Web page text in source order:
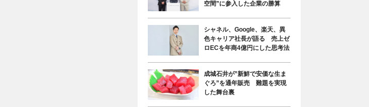
空間”に参入した企業の勝算
シャネル、Google、楽天、異
色キャリア社長が語る 売上ゼ
ロECを年商4億円にした思考法
成城石井が”新鮮で安価な生ま
ぐろ”を通年販売 難題を実現
した舞台裏